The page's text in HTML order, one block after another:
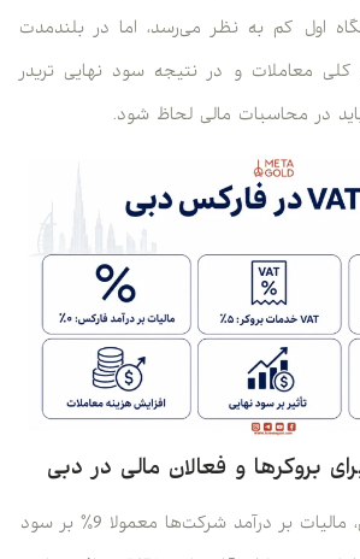
اول کم به نظر می‌رسد، اما در بلندمدت
کلی معاملات و در نتیجه سود نهایی تریدر
باید در محاسبات مالی لحاظ شود.
بروکرها و فعالان مالی در دبی
در امارات متحده عربی، مالیات بر درآمد شرکت‌ها معمولا 9٪ بر سود